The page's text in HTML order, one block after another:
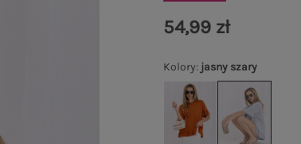
Kolory: jasny szary
54,99 zł